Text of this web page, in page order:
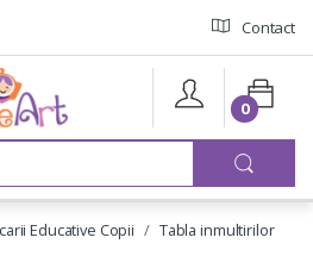
Contact
0
Educative Copii Tabla inmultirilor